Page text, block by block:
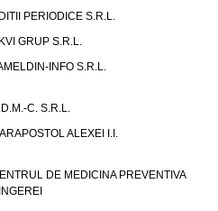
PERIODICE S.R.L.
GRUP S.R.L.
INFO S.R.L.
C. S.R.L.
ALEXEI I.I.
DE MEDICINA PREVENTIVA